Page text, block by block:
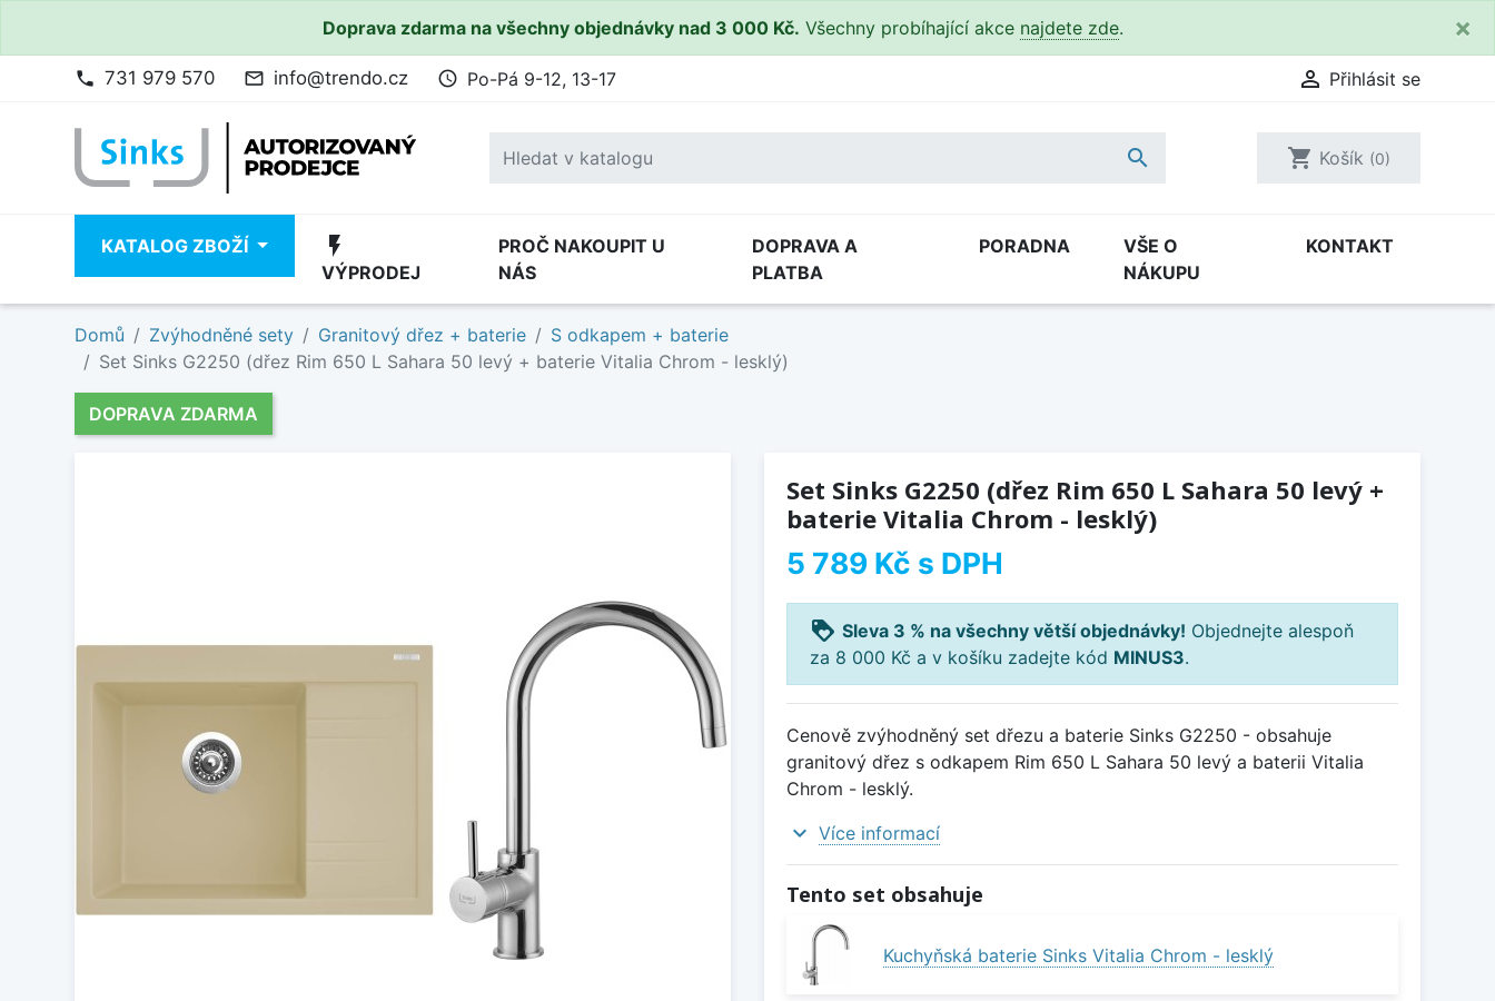
Doprava zdarma na všechny objednávky nad 3 000 Kč. Všechny probíhající akce najdete zde. ×
phone 731 979 570 mail_outline info@trendo.cz access_time Po-Pá 9-12, 13-17  Přihlásit se
 shopping_cart Košík (0)
KATALOG ZBOŽÍ flash_on
VÝPRODEJ
PROČ NAKOUPIT U
NÁS
DOPRAVA A
PLATBA
PORADNA
VŠE O
NÁKUPU
KONTAKT
Domů Zvýhodněné sety Granitový dřez + baterie
S odkapem + baterie
Set Sinks G2250 (dřez Rim 650 L Sahara 50 levý + baterie Vitalia Chrom - lesklý)
DOPRAVA ZDARMA
Set Sinks G2250 (dřez Rim 650 L Sahara 50 levý +
baterie Vitalia Chrom - lesklý)
5 789 Kč s DPH
loyalty Sleva 3 % na všechny větší objednávky! Objednejte alespoň
za 8 000 Kč a v košíku zadejte kód MINUS3.
Cenově zvýhodněný set dřezu a baterie Sinks G2250 - obsahuje
granitový dřez s odkapem Rim 650 L Sahara 50 levý a baterii Vitalia
Chrom - lesklý.
expand_more Více informací
Tento set obsahuje
Kuchyňská baterie Sinks Vitalia Chrom - lesklý